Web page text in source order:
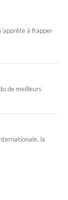
à frapper
de meilleurs
la